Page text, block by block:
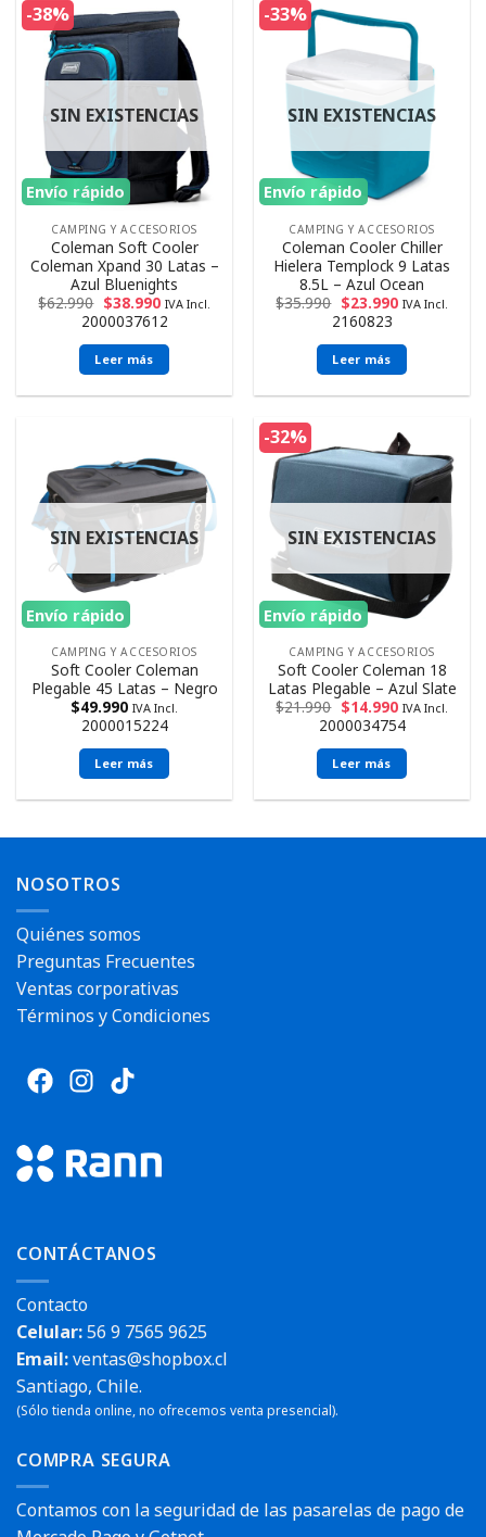
-38%
Envío rápido
SIN EXISTENCIAS
CAMPING Y ACCESORIOS
Coleman Soft Cooler
Coleman Xpand 30 Latas –
Azul Bluenights
$62.990 $38.990 IVA Incl.
2000037612
Leer más
-33%
Envío rápido
SIN EXISTENCIAS
CAMPING Y ACCESORIOS
Coleman Cooler Chiller
Hielera Templock 9 Latas
8.5L – Azul Ocean
$35.990 $23.990 IVA Incl.
2160823
Leer más
Envío rápido
SIN EXISTENCIAS
CAMPING Y ACCESORIOS
Soft Cooler Coleman
Plegable 45 Latas – Negro
$49.990 IVA Incl.
2000015224
Leer más
-32%
Envío rápido
SIN EXISTENCIAS
CAMPING Y ACCESORIOS
Soft Cooler Coleman 18
Latas Plegable – Azul Slate
$21.990 $14.990 IVA Incl.
2000034754
Leer más
NOSOTROS
Quiénes somos
Preguntas Frecuentes
Ventas corporativas
Términos y Condiciones
CONTÁCTANOS
Contacto
Celular:56 9 7565 9625
Email:ventas@shopbox.cl
Santiago, Chile.
(Sólo tienda online, no ofrecemos venta presencial).
COMPRA SEGURA
Contamos con la seguridad de las pasarelas de pago de